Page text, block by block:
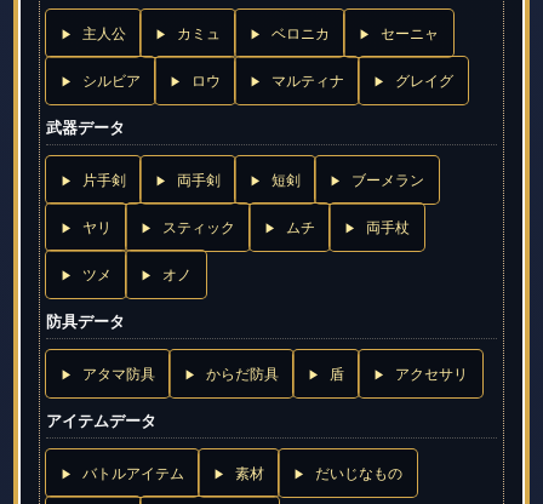
主人公 カミュ ベロニカ セーニャ
シルビア ロウ マルティナ グレイグ
武器データ
片手剣 両手剣 短剣 ブーメラン
ヤリ スティック ムチ 両手杖
ツメ オノ
防具データ
アタマ防具 からだ防具 盾 アクセサリ
アイテムデータ
バトルアイテム 素材 だいじなもの